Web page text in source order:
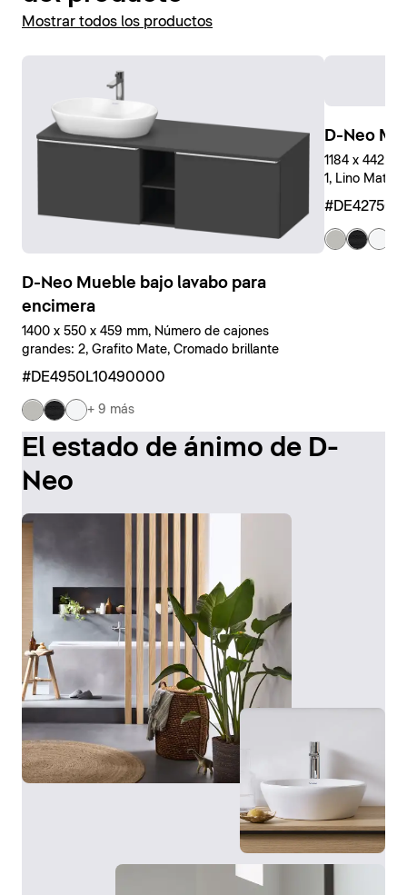
Mostrar todos los productos
D-Neo Mueble bajo lavabo para
encimera
1400 x 550 x 459 mm, Número de cajones
grandes: 2, Grafito Mate, Cromado brillante
#DE4950L10490000
+ 9 más
D-Neo
1184 x 442 x
1, Lino Mate,
El estado de ánimo de D-
Neo